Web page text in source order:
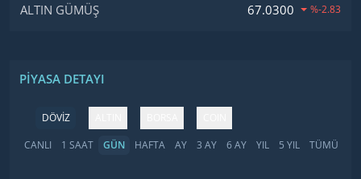
ALTIN GÜMÜŞ 67.0300 %-2.83
PIYASA DETAYI
DÖVİZ
CANLI
1 SAAT GÜN HAFTA AY 3 AY 6 AY YIL 5 YIL TÜMÜ